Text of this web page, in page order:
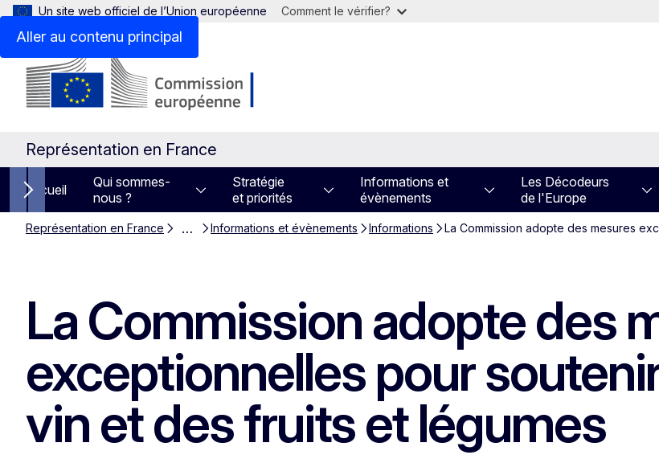
Aller au contenu principal
Un site web officiel de l’Union européenne Comment le vérifier?
Représentation en France
Next items
Accueil
Qui sommes-
nous ?
Stratégie
et priorités
Informations et
évènements
Les Décodeurs
de l'Europe
Représentation en France … Informations et évènements Informations La Commission adopte des mesures
La Commission adopte des
exceptionnelles pour
vin et des fruits et légumes